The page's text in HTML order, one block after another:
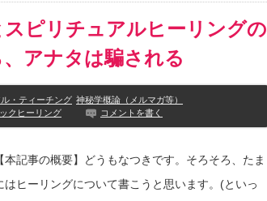
ピリチュアルヒーリングの
アナタは騙される
・ティーチング 神秘学概論（メルマガ等）
クヒーリング コメントを書く
【本記事の概要】どうもなつきです。そろそろ、たま
はヒーリングについて書こうと思います。(といっ